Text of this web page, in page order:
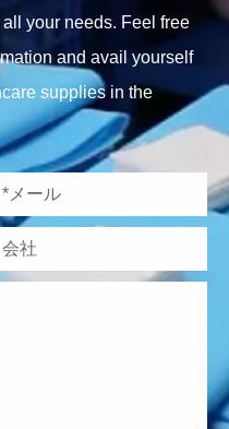
your needs. Feel free
and avail yourself
supplies in the